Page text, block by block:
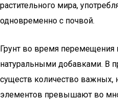
растительного мира,
одновременно с почвой.
Грунт во время перемещения
натуральными добавками. В
существ количество важных,
элементов превышают во